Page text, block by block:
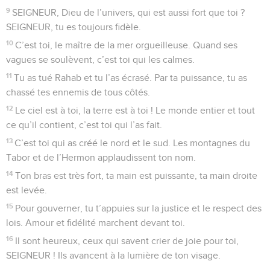
9 SEIGNEUR, Dieu de l’univers, qui est aussi fort que toi ?
SEIGNEUR, tu es toujours fidèle.
10 C’est toi, le maître de la mer orgueilleuse. Quand ses
vagues se soulèvent, c’est toi qui les calmes.
11 Tu as tué Rahab et tu l’as écrasé. Par ta puissance, tu as
chassé tes ennemis de tous côtés.
12 Le ciel est à toi, la terre est à toi ! Le monde entier et tout
ce qu’il contient, c’est toi qui l’as fait.
13 C’est toi qui as créé le nord et le sud. Les montagnes du
Tabor et de l’Hermon applaudissent ton nom.
14 Ton bras est très fort, ta main est puissante, ta main droite
est levée.
15 Pour gouverner, tu t’appuies sur la justice et le respect des
lois. Amour et fidélité marchent devant toi.
16 Il sont heureux, ceux qui savent crier de joie pour toi,
SEIGNEUR ! Ils avancent à la lumière de ton visage.